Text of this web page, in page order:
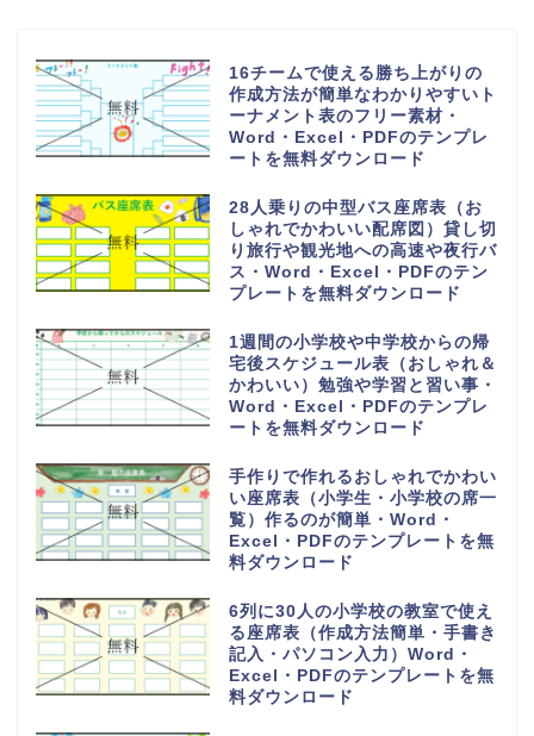
16チームで使える勝ち上がりの
作成方法が簡単なわかりやすいト
ーナメント表のフリー素材・
Word・Excel・PDFのテンプレ
ートを無料ダウンロード
28人乗りの中型バス座席表（お
しゃれでかわいい配席図）貸し切
り旅行や観光地への高速や夜行バ
ス・Word・Excel・PDFのテン
プレートを無料ダウンロード
1週間の小学校や中学校からの帰
宅後スケジュール表（おしゃれ＆
かわいい）勉強や学習と習い事・
Word・Excel・PDFのテンプレ
ートを無料ダウンロード
手作りで作れるおしゃれでかわい
い座席表（小学生・小学校の席一
覧）作るのが簡単・Word・
Excel・PDFのテンプレートを無
料ダウンロード
6列に30人の小学校の教室で使え
る座席表（作成方法簡単・手書き
記入・パソコン入力）Word・
Excel・PDFのテンプレートを無
料ダウンロード